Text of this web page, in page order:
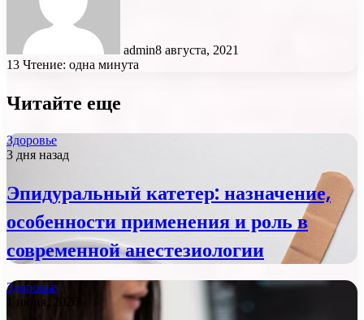
admin8 августа, 2021
13 Чтение: одна минута
Читайте еще
Здоровье
3 дня назад
Эпидуральный катетер: назначение,
особенности применения и роль в
современной анестезиологии
Здоровье
1 июня, 2026